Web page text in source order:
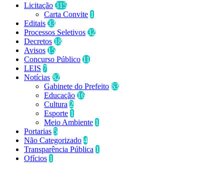
Licitação 315
Carta Convite 1
Editais 33
Processos Seletivos 32
Decretos 18
Avisos 15
Concurso Público 11
LEIS 7
Notícias 82
Gabinete do Prefeito 63
Educação 16
Cultura 2
Esporte 1
Meio Ambiente 1
Portarias 5
Não Categorizado 4
Transparência Pública 1
Ofícios 1